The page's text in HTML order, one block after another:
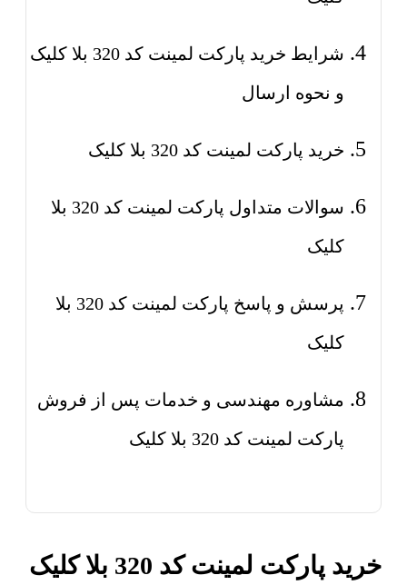
شرایط خرید پارکت لمینت کد 320 بلا کلیک
و نحوه ارسال
خرید پارکت لمینت کد 320 بلا کلیک
سوالات متداول پارکت لمینت کد 320 بلا
کلیک
پرسش و پاسخ پارکت لمینت کد 320 بلا
کلیک
مشاوره مهندسی و خدمات پس از فروش
پارکت لمینت کد 320 بلا کلیک
خرید پارکت لمینت کد 320 بلا کلیک